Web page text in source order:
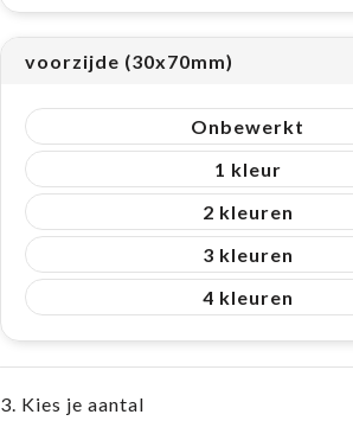
voorzijde (30x70mm)
Onbewerkt
1
2
3
4
3. Kies je aantal